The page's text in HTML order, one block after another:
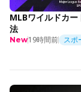
MLBワイルドカ
法
New19時間前 スポ